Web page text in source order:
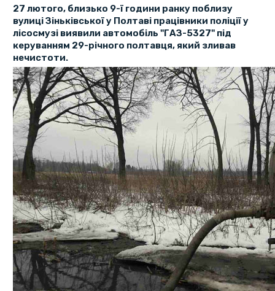
27 лютого, близько 9-ї години ранку поблизу
вулиці Зіньківської у Полтаві працівники поліції у
лісосмузі виявили автомобіль "ГАЗ-5327" під
керуванням 29-річного полтавця, який зливав
нечистоти.